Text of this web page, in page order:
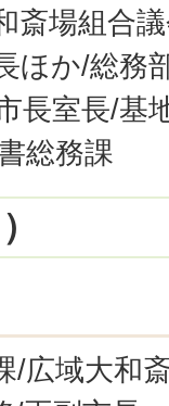
斎場組合
ほか/総務
長室長/基
総務課
/広域大和